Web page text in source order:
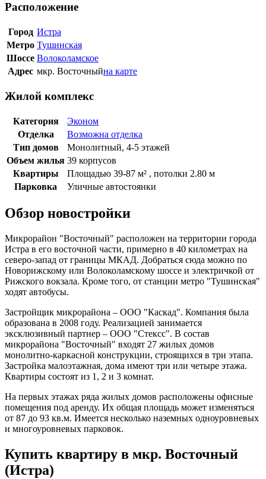
Расположение
Город Истра
Метро Тушинская
Шоссе Волоколамское
Адрес мкр. Восточныйна карте
Жилой комплекс
Категория
Эконом
Отделка
Возможна отделка
Тип домов
Монолитный, 4-5 этажей
Объем жилья 39 корпусов
Квартиры
Площадью 39-87 м² , потолки 2.80 м
Парковка
Уличные автостоянки
Обзор новостройки
Микрорайон "Восточный" расположен на территории города
Истра в его восточной части, примерно в 40 километрах на
северо-запад от границы МКАД. Добраться сюда можно по
Новорижскому или Волоколамскому шоссе и электричкой от
Рижского вокзала. Кроме того, от станции метро "Тушинская"
ходят автобусы.
Застройщик микрорайона – ООО "Каскад". Компания была
образована в 2008 году. Реализацией занимается
эксклюзивный партнер – ООО "Стексс". В состав
микрорайона "Восточный" входят 27 жилых домов
монолитно-каркасной конструкции, строящихся в три этапа.
Застройка малоэтажная, дома имеют три или четыре этажа.
Квартиры состоят из 1, 2 и 3 комнат.
На первых этажах ряда жилых домов расположены офисные
помещения под аренду. Их общая площадь может изменяться
от 87 до 93 кв.м. Имеется несколько наземных одноуровневых
и многоуровневых парковок.
Купить квартиру в мкр. Восточный
(Истра)